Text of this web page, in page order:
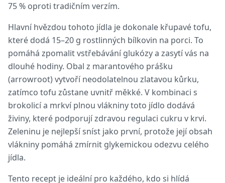
75 % oproti tradičním verzím.
Hlavní hvězdou tohoto jídla je dokonale křupavé tofu,
které dodá 15–20 g rostlinných bílkovin na porci. To
pomáhá zpomalit vstřebávání glukózy a zasytí vás na
dlouhé hodiny. Obal z marantového prášku
(arrowroot) vytvoří neodolatelnou zlatavou kůrku,
zatímco tofu zůstane uvnitř měkké. V kombinaci s
brokolicí a mrkví plnou vlákniny toto jídlo dodává
živiny, které podporují zdravou regulaci cukru v krvi.
Zeleninu je nejlepší sníst jako první, protože její obsah
vlákniny pomáhá zmírnit glykemickou odezvu celého
jídla.
Tento recept je ideální pro každého, kdo si hlídá